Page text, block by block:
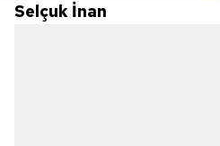
Çerezlere ilişkin tercihlerinizi
Selçuk İnan